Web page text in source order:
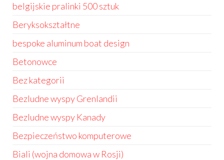
belgijskie pralinki 500 sztuk
Beryksokształtne
bespoke aluminum boat design
Betonowce
Bez kategorii
Bezludne wyspy Grenlandii
Bezludne wyspy Kanady
Bezpieczeństwo komputerowe
Biali (wojna domowa w Rosji)